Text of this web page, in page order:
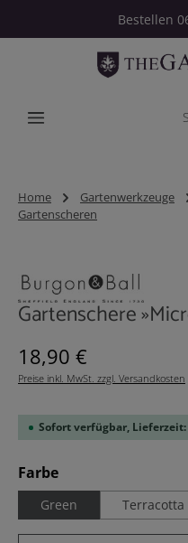
Zum HauptinhaltBestellen
Home Gartenwerkzeuge
Gartenscheren
Gartenschere
Regulärer Preis:
18,90 €
Preise inkl. MwSt. zzgl. Versandkosten
Sofort verfügbar, Lieferzeit:
Farbeauswählen
Green Terracotta